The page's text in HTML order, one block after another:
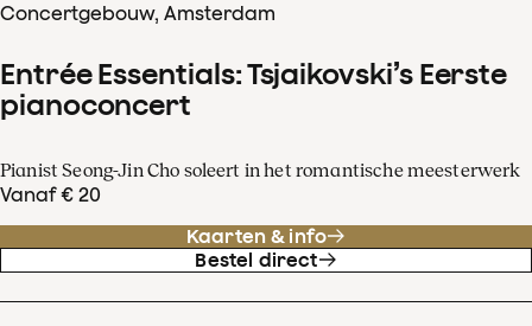
Concertgebouw, Amsterdam
Entrée Essentials: Tsjaikovski’s Eerste
pianoconcert
Pianist Seong-Jin Cho soleert in het romantische meesterwerk
Vanaf € 20
Kaarten & info
Bestel direct